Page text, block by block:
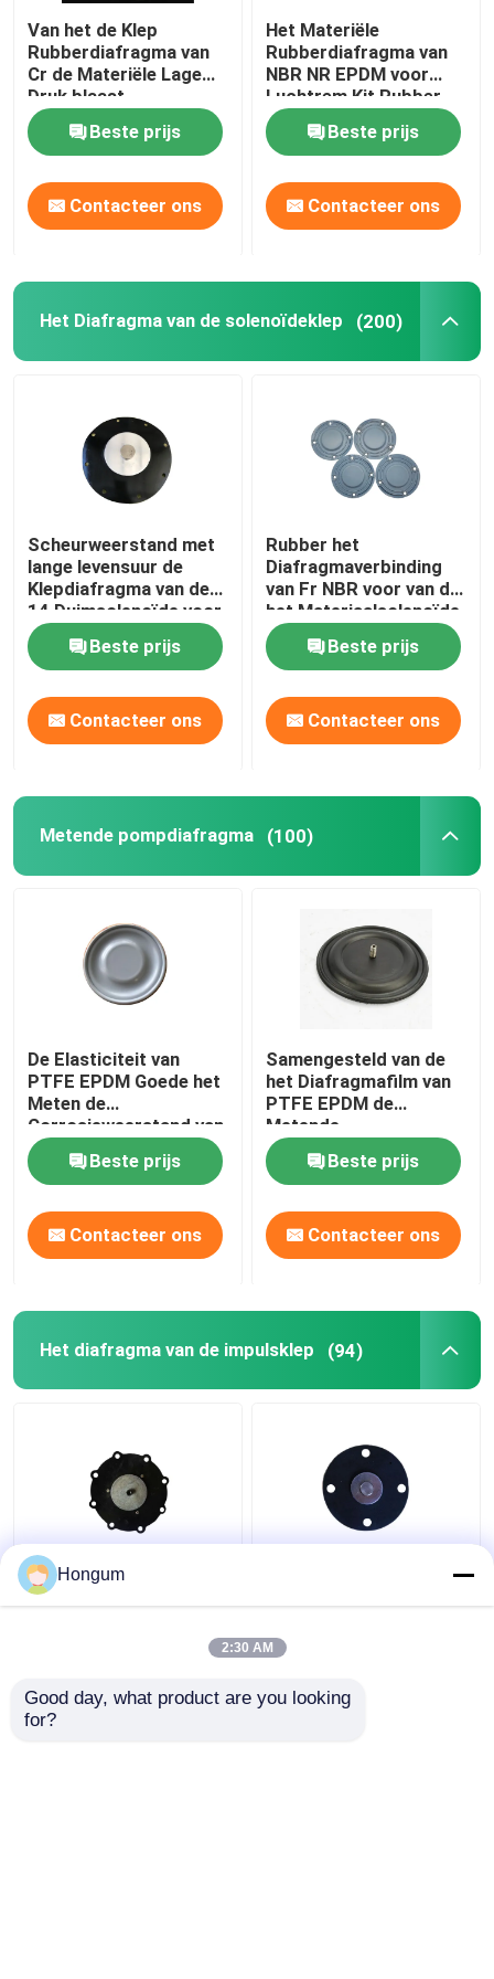
Industrieel pulsventiel
Van het de Klep
Rubberdiafragma van
Cr de Materiële Lage
Druk blaast
Klepuitrustingen
Diaphrgams weg
Beste prijs
Contacteer ons
Het Materiële
Rubberdiafragma van
NBR NR EPDM voor
Luchtrem Kit Rubber
Diaphragm
Beste prijs
Contacteer ons
Het Diafragma van de solenoïdeklep (200)
Scheurweerstand met
lange levensuur de
Klepdiafragma van de
14 Duimsolenoïde voor
de Verwijdering van het
Elektrische
centralestof
Beste prijs
Contacteer ons
Rubber het
Diafragmaverbinding
van Fr NBR voor van de
het Materiaalsolenoïde
van de Stofverwijdering
de Klepdiafragma
Beste prijs
Contacteer ons
Metende pompdiafragma (100)
De Elasticiteit van
PTFE EPDM Goede het
Meten de
Corrosieweerstand van
het Pompdiafragma
Beste prijs
Contacteer ons
Samengesteld van de
het Diafragmafilm van
PTFE EPDM de
Metende
Pompdiafragma
Beste prijs
Contacteer ons
Het diafragma van de impulsklep (94)
Diafragma voor DMFZ-
Klep van de Reeks de
Van de de Filterimpuls
Verouderen Weerstand
Hongum
2:30 AM
Good day, what product are you looking
for?